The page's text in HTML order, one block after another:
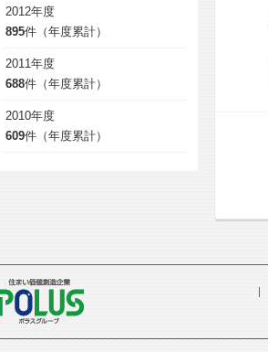
2012年度
895件（年度累計）
2011年度
688件（年度累計）
2010年度
609件（年度累計）